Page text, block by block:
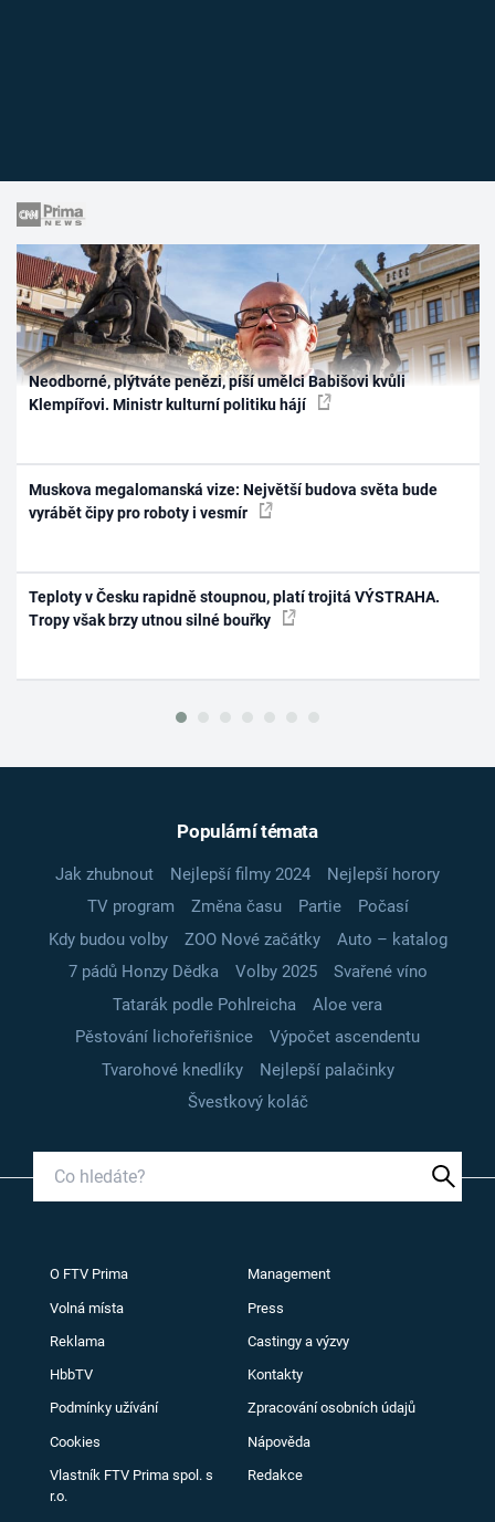
Neodborné, plýtváte penězi, píší umělci Babišovi kvůli
Klempířovi. Ministr kulturní politiku hájí
Muskova megalomanská vize: Největší budova světa bude
vyrábět čipy pro roboty i vesmír
Teploty v Česku rapidně stoupnou, platí trojitá VÝSTRAHA.
Tropy však brzy utnou silné bouřky
Populární témata
Jak zhubnout Nejlepší filmy 2024
Nejlepší horory
TV program
Změna času Partie
Počasí
Kdy budou volby
ZOO Nové začátky
Auto – katalog
7 pádů Honzy Dědka
Volby 2025
Svařené víno
Tatarák podle Pohlreicha
Aloe vera
Pěstování lichořeřišnice
Výpočet ascendentu
Tvarohové knedlíky
Nejlepší palačinky
Švestkový koláč
O FTV Prima Management
Volná místa Press
Reklama Castingy a výzvy
HbbTV Kontakty
Podmínky užívání Zpracování osobních údajů
Cookies Nápověda
Vlastník FTV Prima spol. s
r.o.
Redakce